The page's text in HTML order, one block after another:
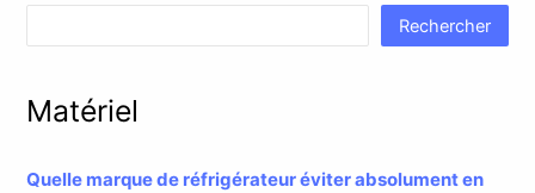
Rechercher
Matériel
Quelle marque de réfrigérateur éviter absolument en